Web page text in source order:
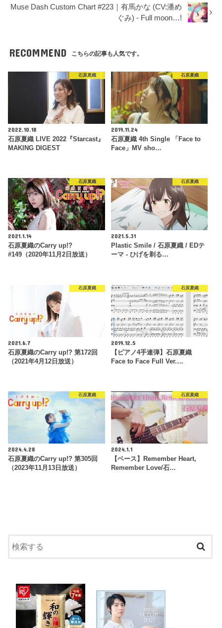
Muse Dash Custom Chart #223｜有馬かな (CV:潘め
ぐみ) - Full moon…!
RECOMMEND こちらの記事も人気です。
石原夏織
2022.10.18
石原夏織 LIVE 2022『Starcast』
MAKING DIGEST
石原夏織
2019.11.24
石原夏織 4th Single 「Face to
Face」MV sho…
石原夏織
2021.1.14
石原夏織のCarry up!?
#149（2020年11月2日放送）
石原夏織
2021.5.31
Plastic Smile / 石原夏織 / EDテ
ーマ - ひげを剃る…
石原夏織
2021.6.7
石原夏織のCarry up!? 第172回
（2021年4月12日放送）
石原夏織
2019.12.5
【ピアノ4手連弾】石原夏織
Face to Face Full Ver.…
石原夏織
2024.4.28
石原夏織のCarry up!? 第305回
（2023年11月13日放送）
石原夏織
2024.1.1
【ベース】Remember Heart,
Remember Love/石…